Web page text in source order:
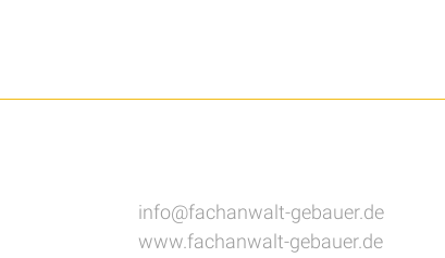
info@fachanwalt-gebauer.de
www.fachanwalt-gebauer.de